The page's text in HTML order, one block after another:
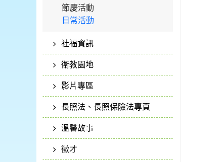
節慶活動
日常活動
社福資訊
衛教園地
影片專區
長照法、長照保險法專頁
溫馨故事
徵才